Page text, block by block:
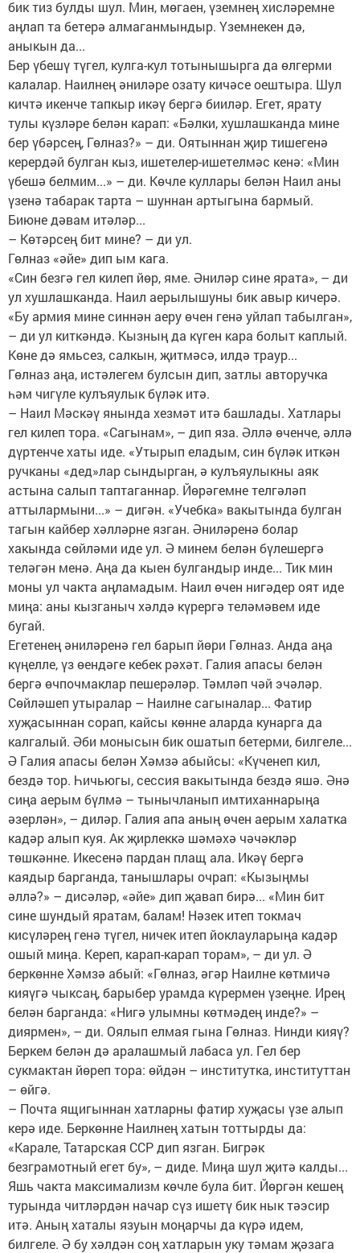
бик тиз булды шул. Мин, мөгаен, үземнең хисләремне
аңлап та бетерә алмаганмындыр. Үземнекен дә,
аныкын да...
Бер үбешү түгел, кулга-кул тотынышырга да өлгерми
калалар. Наилнең әниләре озату кичәсе оештыра. Шул
кичтә икенче тапкыр икәү бергә бииләр. Егет, ярату
тулы күзләре белән карап: «Бәлки, хушлашканда мине
бер үбәрсең, Гөлназ?» – ди. Оятыннан җир тишегенә
керердәй булган кыз, ишетелер-ишетелмәс кенә: «Мин
үбешә белмим...» – ди. Көчле куллары белән Наил аны
үзенә табарак тарта – шуннан артыгына бармый.
Биюне дәвам итәләр...
– Көтәрсең бит мине? – ди ул.
Гөлназ «әйе» дип ым кага.
«Син безгә гел килеп йөр, яме. Әниләр сине ярата», – ди
ул хушлашканда. Наил аерылышуны бик авыр кичерә.
«Бу армия мине синнән аеру өчен генә уйлап табылган»,
– ди ул киткәндә. Кызның да күген кара болыт каплый.
Көне дә ямьсез, салкын, җитмәсә, илдә траур...
Гөлназ аңа, истәлегем булсын дип, затлы авторучка
һәм чигүле кулъяулык бүләк итә.
– Наил Мәскәү янында хезмәт итә башлады. Хатлары
гел килеп тора. «Сагынам», – дип яза. Әллә өченче, әллә
дүртенче хаты иде. «Утырып еладым, син бүләк иткән
ручканы «дед»лар сындырган, ә кулъяулыкны аяк
астына салып таптаганнар. Йөрәгемне телгәләп
аттылармыни...» – дигән. «Учебка» вакытында булган
тагын кайбер хәлләрне язган. Әниләренә болар
хакында сөйләми иде ул. Ә минем белән бүлешергә
теләгән менә. Аңа да кыен булгандыр инде... Тик мин
моны ул чакта аңламадым. Наил өчен нигәдер оят иде
миңа: аны кызганыч хәлдә күрергә теләмәвем иде
бугай.
Егетенең әниләренә гел барып йөри Гөлназ. Анда аңа
күңелле, үз өендәге кебек рәхәт. Галия апасы белән
бергә өчпочмаклар пешерәләр. Тәмләп чәй эчәләр.
Сөйләшеп утыралар – Наилне сагыналар... Фатир
хуҗасыннан сорап, кайсы көнне аларда кунарга да
калгалый. Әби монысын бик ошатып бетерми, билгеле...
Ә Галия апасы белән Хәмзә абыйсы: «Күченеп кил,
бездә тор. Һичьюгы, сессия вакытында бездә яшә. Әнә
сиңа аерым бүлмә – тынычланып имтиханнарыңа
әзерлән», – диләр. Галия апа аның өчен аерым халатка
кадәр алып куя. Ак җирлеккә шәмәхә чәчәкләр
төшкәнне. Икесенә пардан плащ ала. Икәү бергә
каядыр барганда, танышлары очрап: «Кызыңмы
әллә?» – дисәләр, «әйе» дип җавап бирә... «Мин бит
сине шундый яратам, балам! Нәзек итеп токмач
кисүләрең генә түгел, ничек итеп йоклауларыңа кадәр
ошый миңа. Кереп, карап-карап торам», – ди ул. Ә
беркөнне Хәмзә абый: «Гөлназ, әгәр Наилне көтмичә
кияүгә чыксаң, барыбер урамда күрермен үзеңне. Ирең
белән барганда: «Нигә улымны көтмәдең инде?» –
диярмен», – ди. Оялып елмая гына Гөлназ. Нинди кияү?
Беркем белән дә аралашмый лабаса ул. Гел бер
сукмактан йөреп тора: өйдән – институтка, институттан
– өйгә.
– Почта ящигыннан хатларны фатир хуҗасы үзе алып
керә иде. Беркөнне Наилнең хатын тоттырды да:
«Карале, Татарская ССР дип язган. Бигрәк
безграмотный егет бу», – диде. Миңа шул җитә калды...
Яшь чакта максимализм көчле була бит. Йөргән кешең
турында читләрдән начар сүз ишетү бик нык тәэсир
итә. Аның хаталы язуын моңарчы да күрә идем,
билгеле. Ә бу хәлдән соң хатларын уку тәмам җәзага